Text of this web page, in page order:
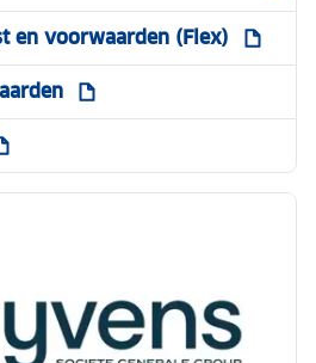
en voorwaarden (Flex)